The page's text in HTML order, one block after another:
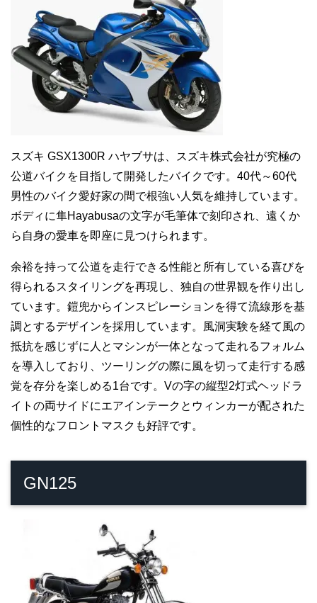
スズキ GSX1300R ハヤブサは、スズキ株式会社が究極の
公道バイクを目指して開発したバイクです。40代～60代
男性のバイク愛好家の間で根強い人気を維持しています。
ボディに隼Hayabusaの文字が毛筆体で刻印され、遠くか
ら自身の愛車を即座に見つけられます。
余裕を持って公道を走行できる性能と所有している喜びを
得られるスタイリングを再現し、独自の世界観を作り出し
ています。鎧兜からインスピレーションを得て流線形を基
調とするデザインを採用しています。風洞実験を経て風の
抵抗を感じずに人とマシンが一体となって走れるフォルム
を導入しており、ツーリングの際に風を切って走行する感
覚を存分を楽しめる1台です。Vの字の縦型2灯式ヘッドラ
イトの両サイドにエアインテークとウィンカーが配された
個性的なフロントマスクも好評です。
GN125